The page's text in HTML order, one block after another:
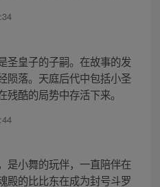
圣皇子的子嗣。在故事的发
陨落。天庭后代中包括小圣
酷的局势中存活下来。
是小舞的玩伴，一直陪伴在
殿的比比东在成为封号斗罗